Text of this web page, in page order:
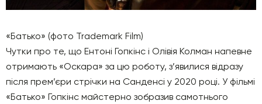
«Батько» (фото Trademark Film)
Чутки про те, що Ентоні Гопкінс і Олівія Колман напевне
отримають «Оскара» за цю роботу, з’явилися відразу
після прем’єри стрічки на Санденсі у 2020 році. У фільмі
«Батько» Гопкінс майстерно зобразив самотнього